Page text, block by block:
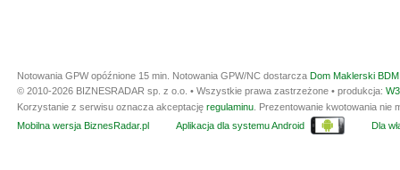
Notowania GPW opóźnione 15 min. Notowania GPW/NC dostarcza Dom Maklerski
© 2010-2026 BIZNESRADAR sp. z o.o. • Wszystkie prawa zastrzeżone • produkcja:
Korzystanie z serwisu oznacza akceptację regulaminu . Prezentowanie kwotowania
Mobilna wersja BiznesRadar.pl
Aplikacja dla systemu Android Dla